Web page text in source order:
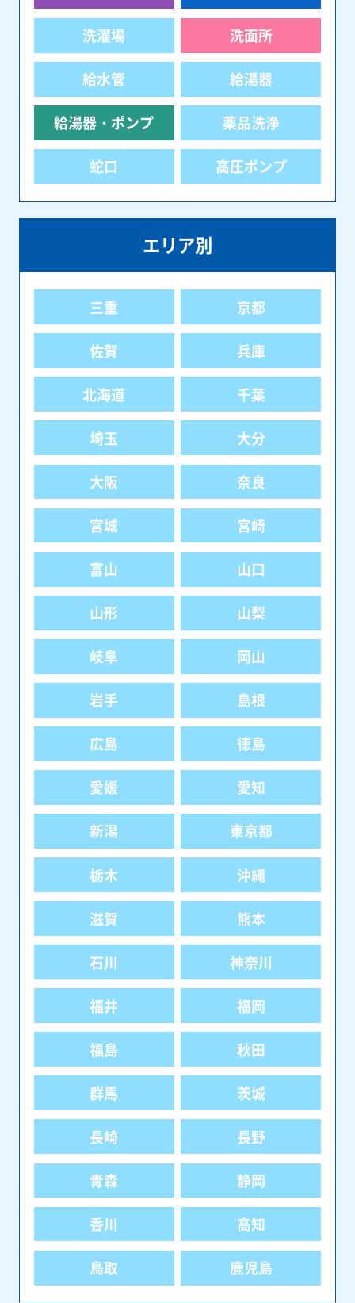
洗濯場 洗面所
給水管 給湯器
給湯器・ポンプ 薬品洗浄
蛇口 高圧ポンプ
エリア別
三重 京都
佐賀 兵庫
北海道 千葉
埼玉 大分
大阪 奈良
宮城 宮崎
富山 山口
山形 山梨
岐阜 岡山
岩手 島根
広島 徳島
愛媛 愛知
新潟 東京都
栃木 沖縄
滋賀 熊本
石川 神奈川
福井 福岡
福島 秋田
群馬 茨城
長崎 長野
青森 静岡
香川 高知
鳥取 鹿児島